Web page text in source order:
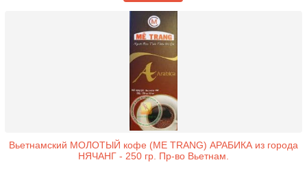
Вьетнамский МОЛОТЫЙ кофе (ME TRANG) АРАБИКА из города
НЯЧАНГ - 250 гр. Пр-во Вьетнам.